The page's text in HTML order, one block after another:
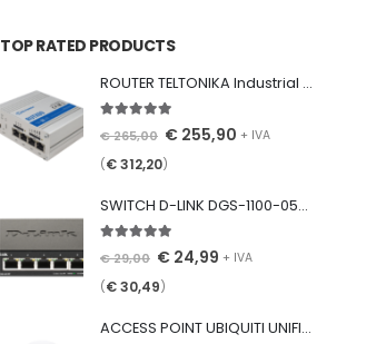
TOP RATED PRODUCTS
ROUTER TELTONIKA Industrial Wireless router RUTX09 LTE CAT 6 GIGABIT
€265,00 € 255,90 + IVA
(€312,20)
SWITCH D-LINK DGS-1100-05V2/E 5-PORT GIGABIT SMART MANAGED DESKTOP
€29,00 € 24,99 + IVA
(€30,49)
ACCESS POINT UBIQUITI UNIFI NANOHD 4X4 MU-MIMO 802.11AC